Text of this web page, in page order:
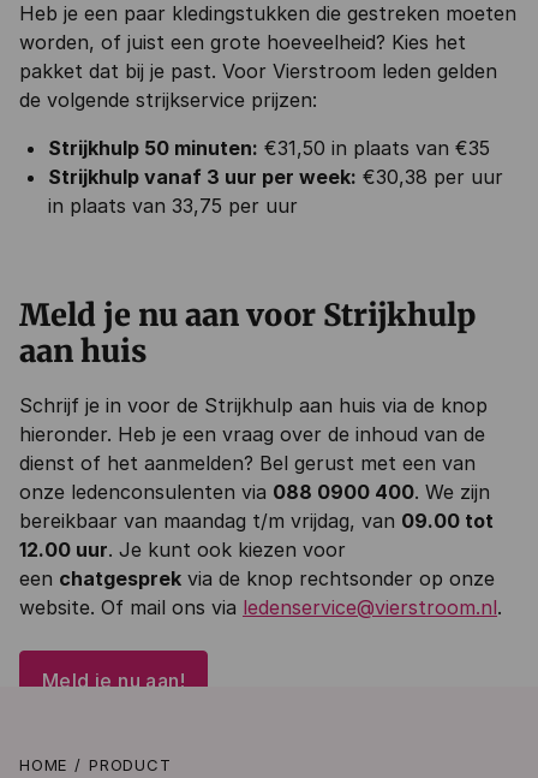
Heb je een paar kledingstukken die gestreken moeten
worden, of juist een grote hoeveelheid? Kies het
pakket dat bij je past. Voor Vierstroom leden gelden
de volgende strijkservice prijzen:
Strijkhulp 50 minuten: €31,50 in plaats van €35
Strijkhulp vanaf 3 uur per week: €30,38 per uur
in plaats van 33,75 per uur
Meld je nu aan voor Strijkhulp
aan huis
Schrijf je in voor de Strijkhulp aan huis via de knop
hieronder. Heb je een vraag over de inhoud van de
dienst of het aanmelden? Bel gerust met een van
onze ledenconsulenten via 088 0900 400. We zijn
bereikbaar van maandag t/m vrijdag, van 09.00 tot
12.00 uur. Je kunt ook kiezen voor
een chatgesprek via de knop rechtsonder op onze
website. Of mail ons via ledenservice@vierstroom.nl.
Meld je nu aan!
HOME PRODUCT